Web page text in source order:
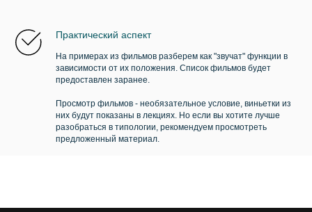
Практический аспект
На примерах из фильмов разберем как "звучат" функции в
зависимости от их положения. Список фильмов будет
предоставлен заранее.
Просмотр фильмов - необязательное условие, виньетки из
них будут показаны в лекциях. Но если вы хотите лучше
разобраться в типологии, рекомендуем просмотреть
предложенный материал.